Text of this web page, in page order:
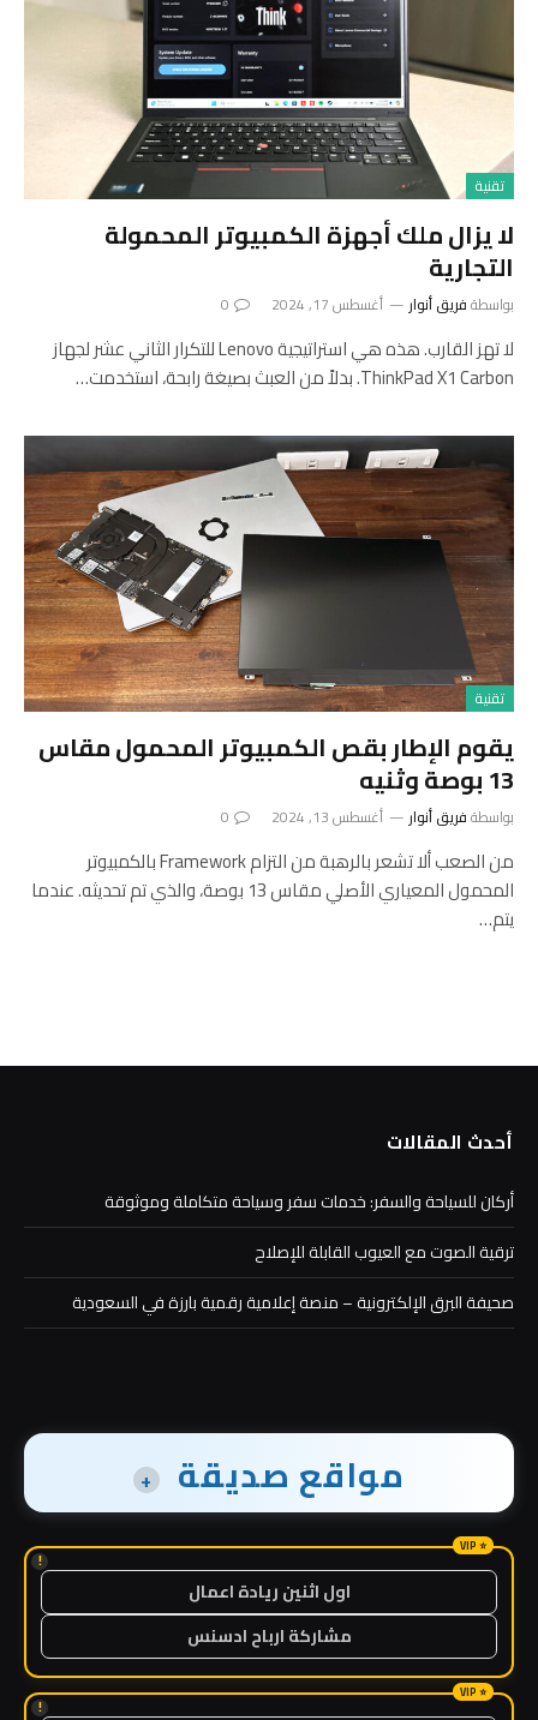
تقنية
لا يزال ملك أجهزة الكمبيوتر المحمولة
التجارية
بواسطةفريق أنوار أغسطس 17, 2024 0
لا تهز القارب. هذه هي استراتيجية Lenovo للتكرار الثاني عشر لجهاز
ThinkPad X1 Carbon. بدلاً من العبث بصيغة رابحة، استخدمت…
تقنية
يقوم الإطار بقص الكمبيوتر المحمول مقاس
13 بوصة وثنيه
بواسطةفريق أنوار أغسطس 13, 2024 0
من الصعب ألا تشعر بالرهبة من التزام Framework بالكمبيوتر
المحمول المعياري الأصلي مقاس 13 بوصة، والذي تم تحديثه. عندما
يتم…
أحدث المقالات
أركان للسياحة والسفر: خدمات سفر وسياحة متكاملة وموثوقة
ترقية الصوت مع العيوب القابلة للإصلاح
صحيفة البرق الإلكترونية – منصة إعلامية رقمية بارزة في السعودية
مواقع صديقة +
!
اول اثنين ريادة اعمال
مشاركة ارباح ادسنس
!